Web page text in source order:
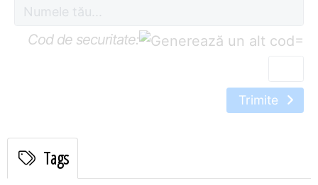
Cod de securitate: =
Trimite
Tags